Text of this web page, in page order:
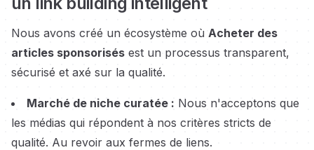
Nous avons créé un écosystème où Acheter des
articles sponsorisés est un processus transparent,
sécurisé et axé sur la qualité.
Marché de niche curatée : Nous n'acceptons que
les médias qui répondent à nos critères stricts de
qualité. Au revoir aux fermes de liens.